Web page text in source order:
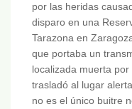
por las heridas
disparo en una
Tarazona en
que portaba un
localizada muerta
trasladó al lugar
no es el único buitre